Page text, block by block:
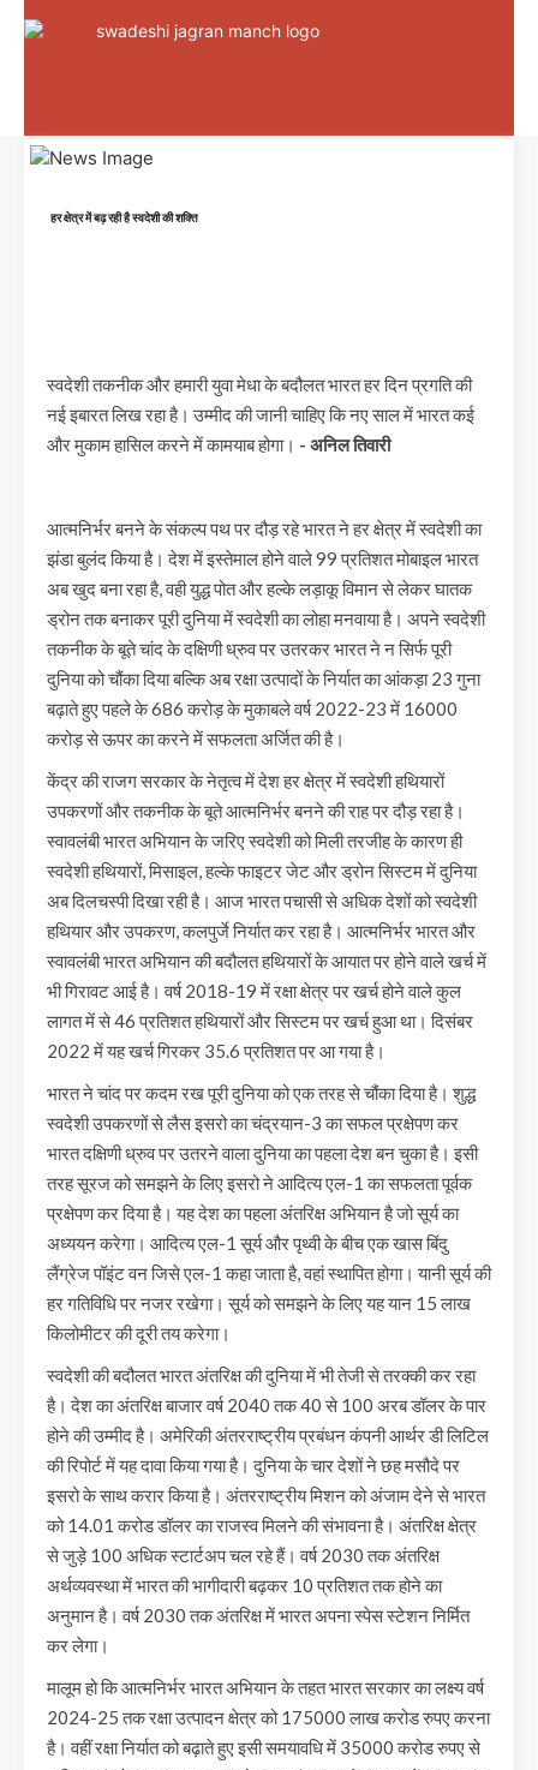
हर क्षेत्र में बढ़ रही है स्वदेशी की शक्ति
स्वदेशी तकनीक और हमारी युवा मेधा के बदौलत भारत हर दिन प्रगति की
नई इबारत लिख रहा है। उम्मीद की जानी चाहिए कि नए साल में भारत कई
और मुकाम हासिल करने में कामयाब होगा। - अनिल तिवारी
आत्मनिर्भर बनने के संकल्प पथ पर दौड़ रहे भारत ने हर क्षेत्र में स्वदेशी का
झंडा बुलंद किया है। देश में इस्तेमाल होने वाले 99 प्रतिशत मोबाइल भारत
अब खुद बना रहा है, वही युद्ध पोत और हल्के लड़ाकू विमान से लेकर घातक
ड्रोन तक बनाकर पूरी दुनिया में स्वदेशी का लोहा मनवाया है। अपने स्वदेशी
तकनीक के बूते चांद के दक्षिणी ध्रुव पर उतरकर भारत ने न सिर्फ पूरी
दुनिया को चौंका दिया बल्कि अब रक्षा उत्पादों के निर्यात का आंकड़ा 23 गुना
बढ़ाते हुए पहले के 686 करोड़ के मुकाबले वर्ष 2022-23 में 16000
करोड़ से ऊपर का करने में सफलता अर्जित की है।
केंद्र की राजग सरकार के नेतृत्व में देश हर क्षेत्र में स्वदेशी हथियारों
उपकरणों और तकनीक के बूते आत्मनिर्भर बनने की राह पर दौड़ रहा है।
स्वावलंबी भारत अभियान के जरिए स्वदेशी को मिली तरजीह के कारण ही
स्वदेशी हथियारों, मिसाइल, हल्के फाइटर जेट और ड्रोन सिस्टम में दुनिया
अब दिलचस्पी दिखा रही है। आज भारत पचासी से अधिक देशों को स्वदेशी
हथियार और उपकरण, कलपुर्जे निर्यात कर रहा है। आत्मनिर्भर भारत और
स्वावलंबी भारत अभियान की बदौलत हथियारों के आयात पर होने वाले खर्च में
भी गिरावट आई है। वर्ष 2018-19 में रक्षा क्षेत्र पर खर्च होने वाले कुल
लागत में से 46 प्रतिशत हथियारों और सिस्टम पर खर्च हुआ था। दिसंबर
2022 में यह खर्च गिरकर 35.6 प्रतिशत पर आ गया है।
भारत ने चांद पर कदम रख पूरी दुनिया को एक तरह से चौंका दिया है। शुद्ध
स्वदेशी उपकरणों से लैस इसरो का चंद्रयान-3 का सफल प्रक्षेपण कर
भारत दक्षिणी ध्रुव पर उतरने वाला दुनिया का पहला देश बन चुका है। इसी
तरह सूरज को समझने के लिए इसरो ने आदित्य एल-1 का सफलता पूर्वक
प्रक्षेपण कर दिया है। यह देश का पहला अंतरिक्ष अभियान है जो सूर्य का
अध्ययन करेगा। आदित्य एल-1 सूर्य और पृथ्वी के बीच एक खास बिंदु
लैंग्रेज पॉइंट वन जिसे एल-1 कहा जाता है, वहां स्थापित होगा। यानी सूर्य की
हर गतिविधि पर नजर रखेगा। सूर्य को समझने के लिए यह यान 15 लाख
किलोमीटर की दूरी तय करेगा।
स्वदेशी की बदौलत भारत अंतरिक्ष की दुनिया में भी तेजी से तरक्की कर रहा
है। देश का अंतरिक्ष बाजार वर्ष 2040 तक 40 से 100 अरब डॉलर के पार
होने की उम्मीद है। अमेरिकी अंतरराष्ट्रीय प्रबंधन कंपनी आर्थर डी लिटिल
की रिपोर्ट में यह दावा किया गया है। दुनिया के चार देशों ने छह मसौदे पर
इसरो के साथ करार किया है। अंतरराष्ट्रीय मिशन को अंजाम देने से भारत
को 14.01 करोड डॉलर का राजस्व मिलने की संभावना है। अंतरिक्ष क्षेत्र
से जुड़े 100 अधिक स्टार्टअप चल रहे हैं। वर्ष 2030 तक अंतरिक्ष
अर्थव्यवस्था में भारत की भागीदारी बढ़कर 10 प्रतिशत तक होने का
अनुमान है। वर्ष 2030 तक अंतरिक्ष में भारत अपना स्पेस स्टेशन निर्मित
कर लेगा।
मालूम हो कि आत्मनिर्भर भारत अभियान के तहत भारत सरकार का लक्ष्य वर्ष
2024-25 तक रक्षा उत्पादन क्षेत्र को 175000 लाख करोड रुपए करना
है। वहीं रक्षा निर्यात को बढ़ाते हुए इसी समयावधि में 35000 करोड रुपए से